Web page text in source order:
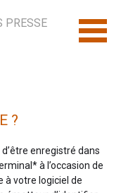
PRESSE
?
enregistré dans
à l’occasion de
à votre logiciel de